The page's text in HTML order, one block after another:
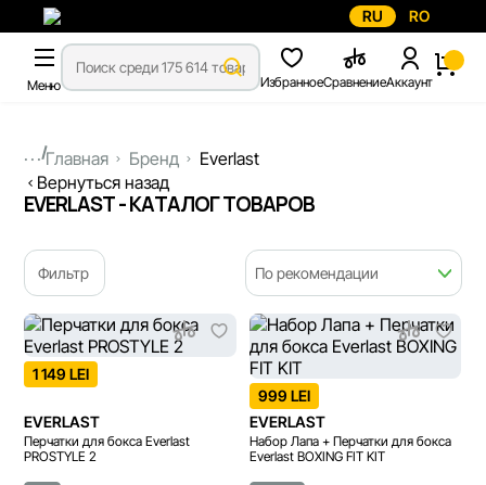
RU RO
Меню ИзбранноеСравнениеАккаунт
...Главная Бренд
Everlast
Вернуться назад
EVERLAST - КАТАЛОГ ТОВАРОВ
Фильтр По рекомендации
1 149 LEI
EVERLAST
Перчатки для бокса Everlast
PROSTYLE 2
999 LEI
EVERLAST
Набор Лапа + Перчатки для бокса
Everlast BOXING FIT KIT